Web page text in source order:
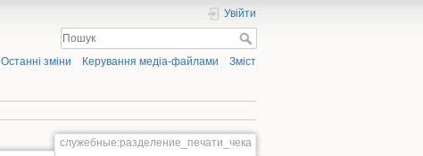
Увійти
Останні зміни Керування медіа-файлами Зміст
служебные:разделение_печати_чека